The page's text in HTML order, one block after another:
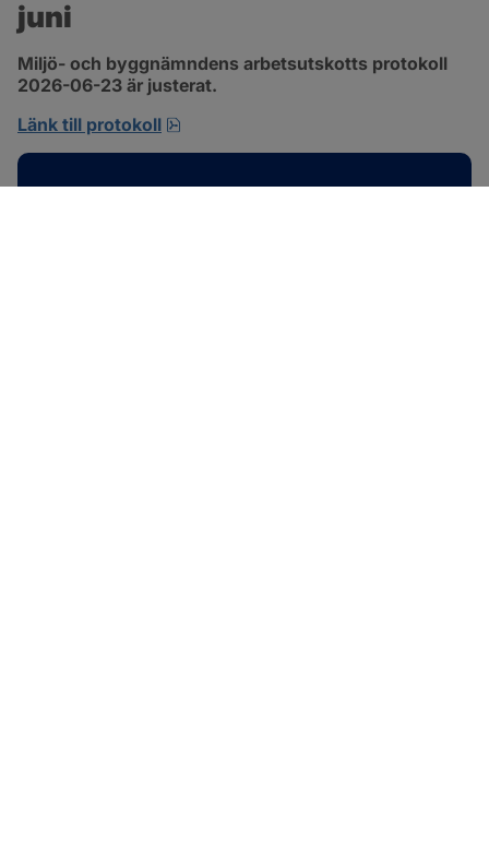
juni
Miljö- och byggnämndens arbetsutskotts protokoll
2026-06-23 är justerat.
Länk till protokoll